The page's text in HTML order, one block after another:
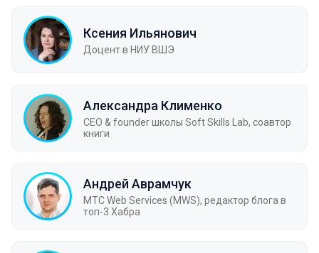
Ксения Ильянович
Доцент в НИУ ВШЭ
Александра Клименко
CEO & founder школы Soft Skills Lab, соавтор
книги
Андрей Аврамчук
МТС Web Services (MWS), редактор блога в
топ-3 Хабра